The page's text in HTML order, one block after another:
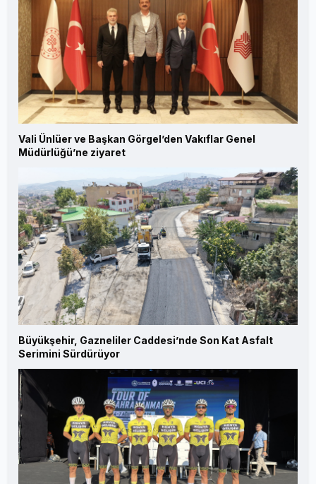
Vali Ünlüer ve Başkan Görgel’den Vakıflar Genel
Müdürlüğü’ne ziyaret
Büyükşehir, Gazneliler Caddesi’nde Son Kat Asfalt
Serimini Sürdürüyor